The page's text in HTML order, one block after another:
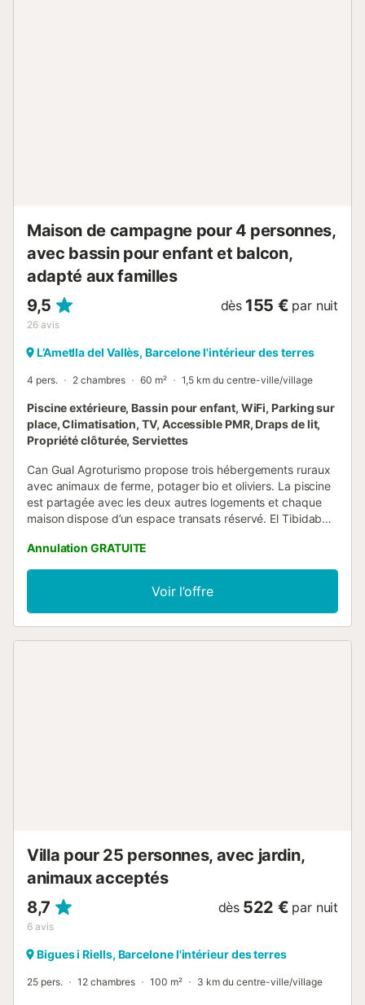
Maison de campagne pour 4 personnes,
avec bassin pour enfant et balcon,
adapté aux familles
9,5
26 avis
dès 155 € par nuit
L’Ametlla del Vallès, Barcelone l'intérieur des terres
4 pers. 2 chambres 60 m² 1,5 km du centre-ville/village
Piscine extérieure, Bassin pour enfant, WiFi, Parking sur
place, Climatisation, TV, Accessible PMR, Draps de lit,
Propriété clôturée, Serviettes
Can Gual Agroturismo propose trois hébergements ruraux
avec animaux de ferme, potager bio et oliviers. La piscine
est partagée avec les deux autres logements et chaque
maison dispose d’un espace transats réservé. El Tibidabo
comprend 2 chambres : l’une avec lit double, l’autre avec 2
lits simples. La cuisine ouverte, très lumineuse, est dotée
d’un lave-vaisselle, réfrigérateur, four et lave-linge. Il y a
une salle de bain et un séjour avec TV à écran plat, chaîne
hi-fi et Wi-Fi gratuit. Vue sur la piscine et sur le Tibidabo de
Annulation GRATUITE
Voir l’offre
Villa pour 25 personnes, avec jardin,
animaux acceptés
8,7
6 avis
dès 522 € par nuit
Bigues i Riells, Barcelone l'intérieur des terres
25 pers. 12 chambres 100 m² 3 km du centre-ville/village